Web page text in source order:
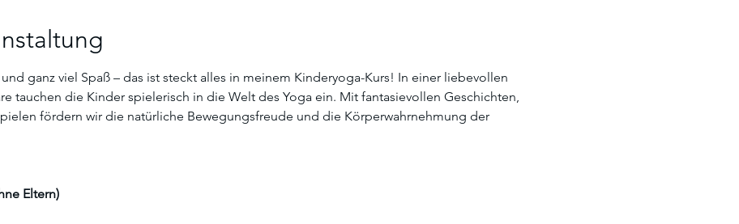
ganz viel Spaß – das ist steckt alles in meinem Kinderyoga-Kurs! In einer liebevollen
tauchen die Kinder spielerisch in die Welt des Yoga ein. Mit fantasievollen Geschichten,
fördern wir die natürliche Bewegungsfreude und die Körperwahrnehmung der
Eltern)